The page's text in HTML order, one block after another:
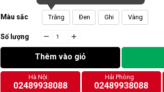
Màu sắc Trắng Đen Ghi Vàng
Số lượng
Thêm vào giỏ
Hà Nội:
02489938088
Hải Phòng
02489938088